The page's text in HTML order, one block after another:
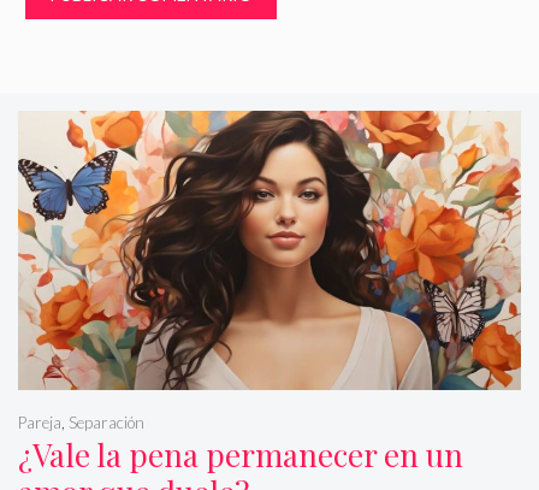
¿Vale la pena permanecer en un
Pareja Separación